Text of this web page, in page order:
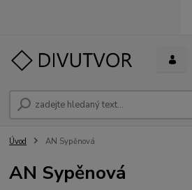
Úvod AN Sypěnová
AN Sypěnová